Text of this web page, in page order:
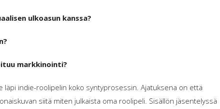
ulkoasun kanssa?
markkinointi?
läpi indie-roolipelin koko syntyprosessin. Ajatuksena on että
siitä miten julkaista oma roolipeli. Sisällön jäsentelyssä